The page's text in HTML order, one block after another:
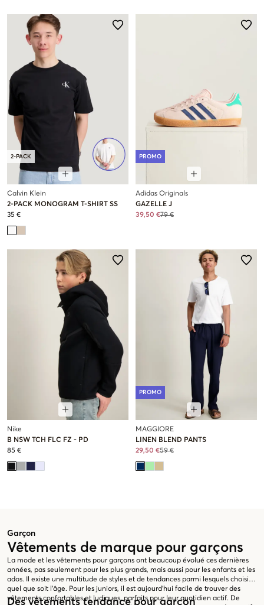
Garçon
Vêtements de marque pour garçons
La mode et les vêtements pour garçons ont beaucoup évolué ces dernières
années, pas seulement pour les plus grands, mais aussi pour les enfants et les
ados. Il existe une multitude de styles et de tendances parmi lesquels choisir,
quel que soit l'âge. Pour les juniors, il est aujourd'hui facile de trouver des
vêtements confortables et ludiques, parfaits pour leur quotidien actif. De
Des vêtements tendance pour garçon
2-PACK
Calvin Klein
2-PACK MONOGRAM T-SHIRT SS
35 €
PROMO
Adidas Originals
GAZELLE J
39,50 €79 €
Nike
B NSW TCH FLC FZ - PD
85 €
PROMO
MAGGIORE
LINEN BLEND PANTS
29,50 €59 €